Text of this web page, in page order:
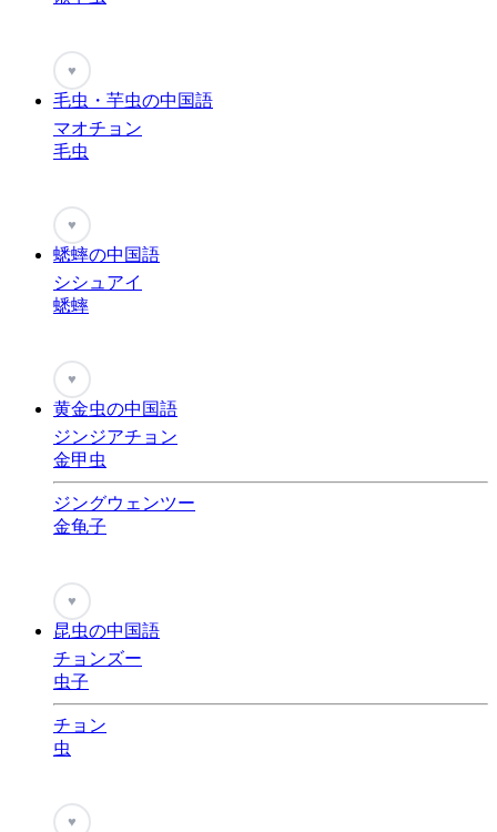
♥
毛虫・芋虫の中国語
マオチョン
毛虫
♥
蟋蟀の中国語
シシュアイ
蟋蟀
♥
黄金虫の中国語
ジンジアチョン
金甲虫
ジングウェンツー
金龟子
♥
昆虫の中国語
チョンズー
虫子
チョン
虫
♥